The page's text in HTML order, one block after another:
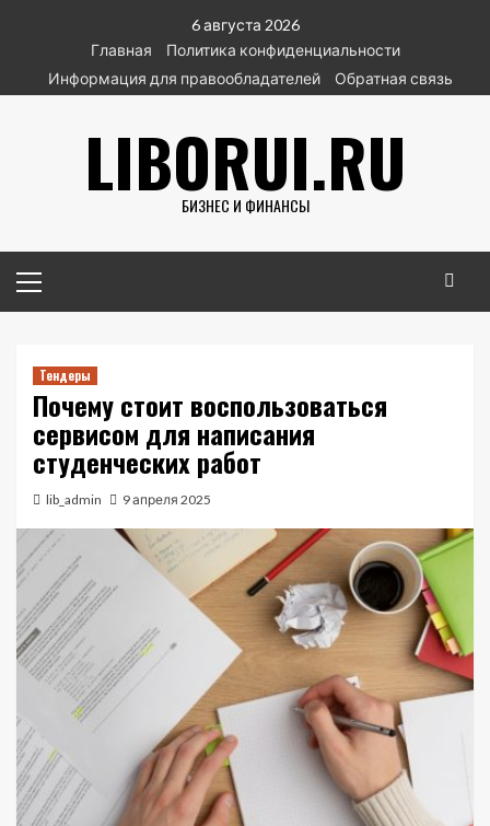
содержимому
6 августа 2026
Главная
Политика конфиденциальности
Информация для правообладателей
Обратная связь
LIBORUI.RU
БИЗНЕС И ФИНАНСЫ
меню
Тендеры
Почему стоит воспользоваться
сервисом для написания
студенческих работ
lib_admin 9 апреля 2025